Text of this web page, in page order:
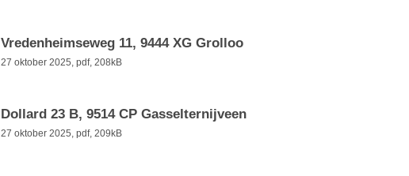
Vredenheimseweg 11, 9444 XG Grolloo
27 oktober 2025, pdf, 208kB
Dollard 23 B, 9514 CP Gasselternijveen
27 oktober 2025, pdf, 209kB